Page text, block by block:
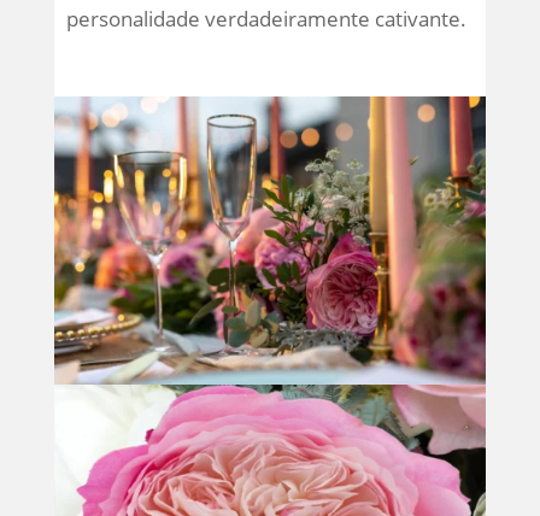
personalidade verdadeiramente cativante.